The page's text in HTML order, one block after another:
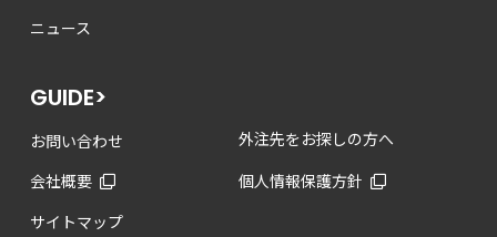
ニュース
GUIDE>
お問い合わせ
外注先をお探しの方へ
会社概要
個人情報保護方針
サイトマップ